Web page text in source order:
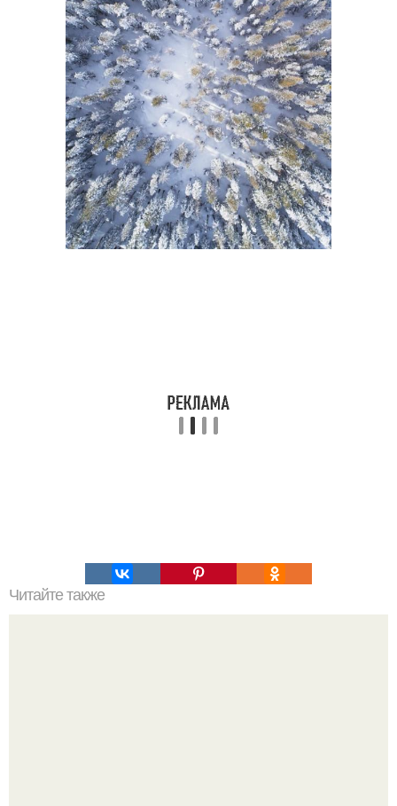
Читайте также